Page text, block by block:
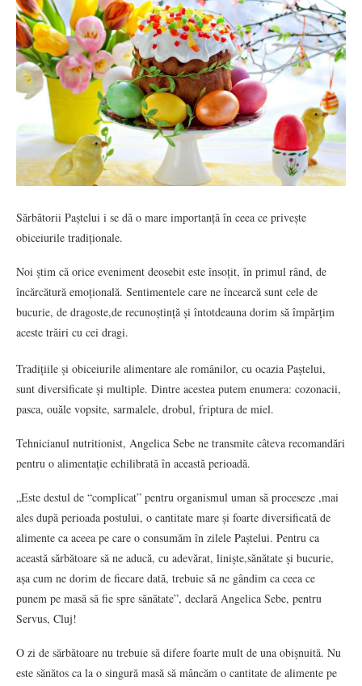
Sărbătorii Paștelui i se dă o mare importanță în ceea ce privește
obiceiurile tradiționale.
Noi știm că orice eveniment deosebit este însoțit, în primul rând, de
încărcătură emoțională. Sentimentele care ne încearcă sunt cele de
bucurie, de dragoste,de recunoștință și întotdeauna dorim să împărțim
aceste trăiri cu cei dragi.
Tradițiile și obiceiurile alimentare ale românilor, cu ocazia Paștelui,
sunt diversificate și multiple. Dintre acestea putem enumera: cozonacii,
pasca, ouăle vopsite, sarmalele, drobul, friptura de miel.
Tehnicianul nutritionist, Angelica Sebe ne transmite câteva recomandări
pentru o alimentație echilibrată în această perioadă.
„Este destul de “complicat” pentru organismul uman să proceseze ,mai
ales după perioada postului, o cantitate mare și foarte diversificată de
alimente ca aceea pe care o consumăm în zilele Paștelui. Pentru ca
această sărbătoare să ne aducă, cu adevărat, liniște,sănătate și bucurie,
așa cum ne dorim de fiecare dată, trebuie să ne gândim ca ceea ce
punem pe masă să fie spre sănătate”, declară Angelica Sebe, pentru
Servus, Cluj!
O zi de sărbătoare nu trebuie să difere foarte mult de una obișnuită. Nu
este sănătos ca la o singură masă să mâncăm o cantitate de alimente pe